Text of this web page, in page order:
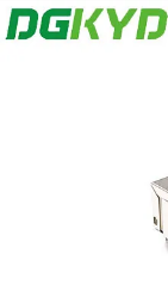
Keyouda
Electronic
Technology